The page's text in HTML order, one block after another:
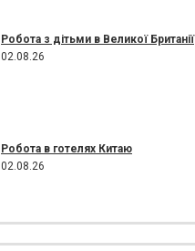
Робота з дітьми в Великої Британії
02.08.26
Робота в готелях Китаю
02.08.26